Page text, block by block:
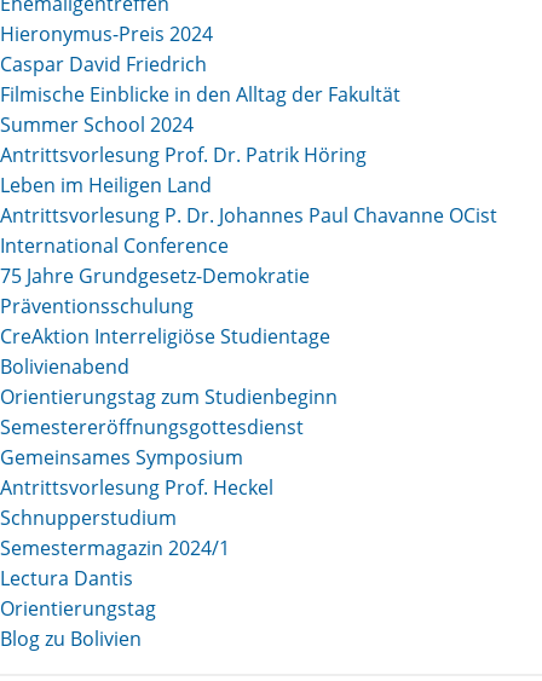
Hieronymus-Preis 2024
Caspar David Friedrich
Filmische Einblicke in den Alltag der Fakultät
Summer School 2024
Antrittsvorlesung Prof. Dr. Patrik Höring
Leben im Heiligen Land
Antrittsvorlesung P. Dr. Johannes Paul Chavanne OCist
International Conference
75 Jahre Grundgesetz-Demokratie
Präventionsschulung
CreAktion Interreligiöse Studientage
Bolivienabend
Orientierungstag zum Studienbeginn
Semestereröffnungsgottesdienst
Gemeinsames Symposium
Antrittsvorlesung Prof. Heckel
Schnupperstudium
Semestermagazin 2024/1
Lectura Dantis
Orientierungstag
Blog zu Bolivien